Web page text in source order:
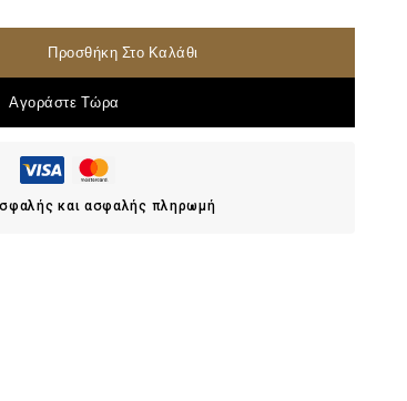
Προσθήκη Στο Καλάθι
Αγοράστε Τώρα
και ασφαλής πληρωμή